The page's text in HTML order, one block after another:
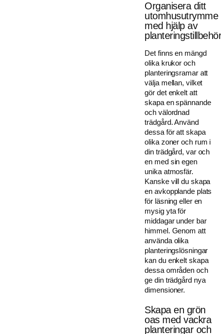
Organisera ditt
utomhusutrymme
med hjälp av
Det finns en mängd
olika krukor och
planteringsramar att
välja mellan, vilket
gör det enkelt att
skapa en spännande
och välordnad
trädgård. Använd
dessa för att skapa
olika zoner och rum i
din trädgård, var och
en med sin egen
unika atmosfär.
Kanske vill du skapa
en avkopplande plats
för läsning eller en
mysig yta för
middagar under bar
himmel. Genom att
använda olika
planteringslösningar
kan du enkelt skapa
dessa områden och
ge din trädgård nya
dimensioner.
Skapa en grön
oas med vackra
planteringar och